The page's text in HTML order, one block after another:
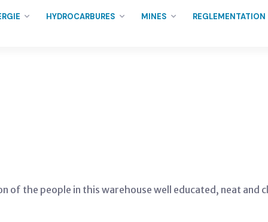
HYDROCARBURES MINES REGLEMENTATION
of the people in this warehouse well educated, neat and